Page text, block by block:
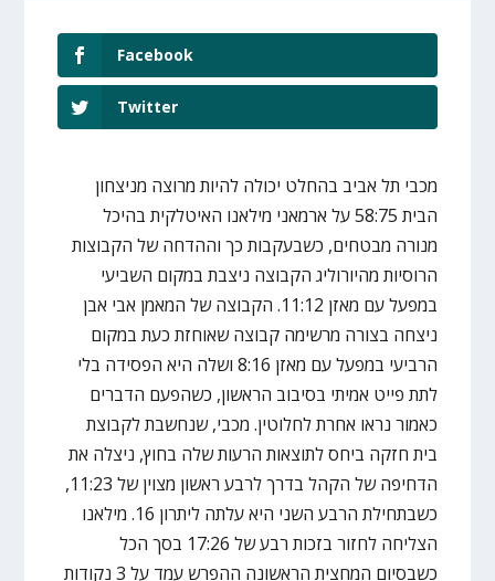
Facebook
Twitter
מכבי תל אביב בהחלט יכולה להיות מרוצה מניצחון
הבית 58:75 על ארמאני מילאנו האיטלקית בהיכל
מנורה מבטחים, כשבעקבות כך וההדחה של הקבוצות
הרוסיות מהיורוליג הקבוצה ניצבת במקום השביעי
במפעל עם מאזן 11:12. הקבוצה של המאמן אבי אבן
ניצחה בצורה מרשימה קבוצה שאוחזת כעת במקום
הרביעי במפעל עם מאזן 8:16 ושלה היא הפסידה בלי
לתת פייט אמיתי בסיבוב הראשון, כשהפעם הדברים
כאמור נראו אחרת לחלוטין. מכבי, שנחשבת לקבוצת
בית חזקה ביחס לתוצאות הרעות שלה בחוץ, ניצלה את
הדחיפה של הקהל בדרך לרבע ראשון מצוין של 11:23,
כשבתחילת הרבע השני היא עלתה ליתרון 16. מילאנו
הצליחה לחזור בזכות רבע של 17:26 בסך הכל
כשבסיום המחצית הראשונה ההפרש עמד על 3 נקודות